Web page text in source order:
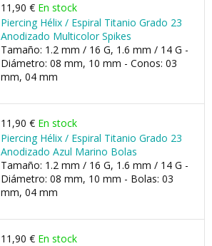
11,90 € En stock
Piercing Hélix / Espiral Titanio Grado 23
Anodizado Multicolor Spikes
Tamaño: 1.2 mm / 16 G, 1.6 mm / 14 G -
Diámetro: 08 mm, 10 mm - Conos: 03
mm, 04 mm
11,90 € En stock
Piercing Hélix / Espiral Titanio Grado 23
Anodizado Azul Marino Bolas
Tamaño: 1.2 mm / 16 G, 1.6 mm / 14 G -
Diámetro: 08 mm, 10 mm - Bolas: 03
mm, 04 mm
11,90 € En stock